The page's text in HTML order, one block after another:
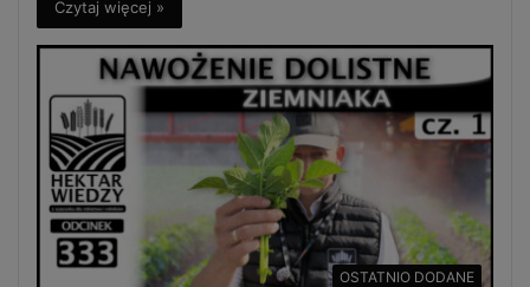
Czytaj więcej »
OSTATNIO DODANE